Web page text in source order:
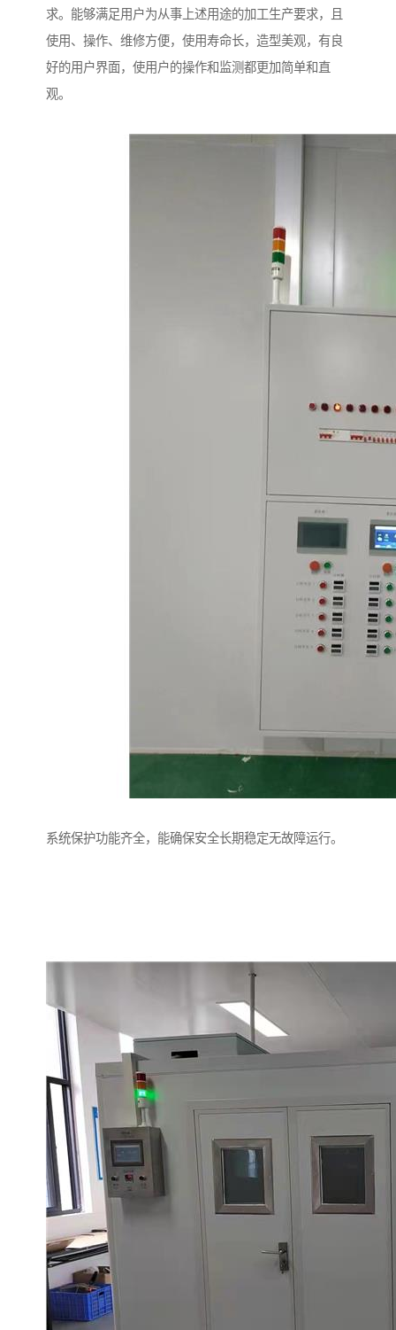
求。能够满足用户为从事上述用途的加工生产要求，且
使用、操作、维修方便，使用寿命长，造型美观，有良
好的用户界面，使用户的操作和监测都更加简单和直
观。
系统保护功能齐全，能确保安全长期稳定无故障运行。